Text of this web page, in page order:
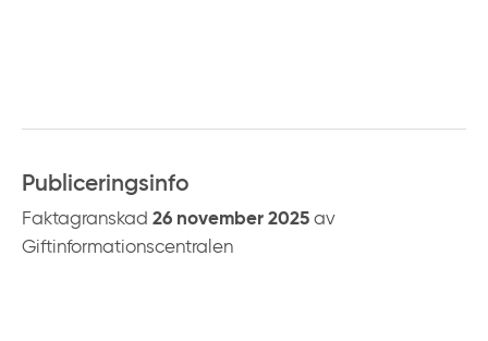
Publiceringsinfo
Faktagranskad 26 november 2025 av
Giftinformationscentralen